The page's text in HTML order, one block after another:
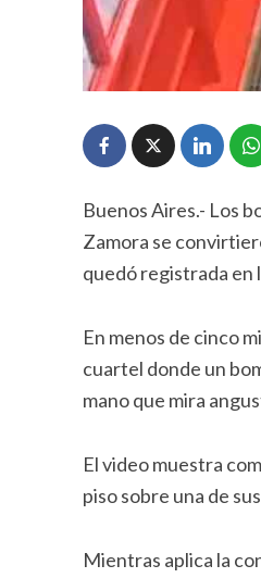
Buenos Aires.- Los
Zamora se
quedó registrada en
En menos de cinco
cuartel donde un
mano que mira
El video muestra
piso sobre una de
Mientras aplica la